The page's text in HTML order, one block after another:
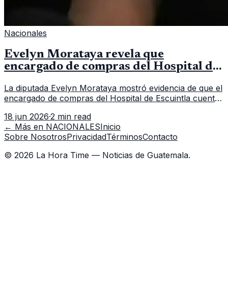
Nacionales
Evelyn Morataya revela que
encargado de compras del Hospital de
La diputada Evelyn Morataya mostró evidencia de que el
encargado de compras del Hospital de Escuintla cuenta
capacitación en la capital.
18 jun 2026·2 min read
← Más en NACIONALESInicio
Sobre NosotrosPrivacidadTérminosContacto
© 2026 La Hora Time — Noticias de Guatemala.